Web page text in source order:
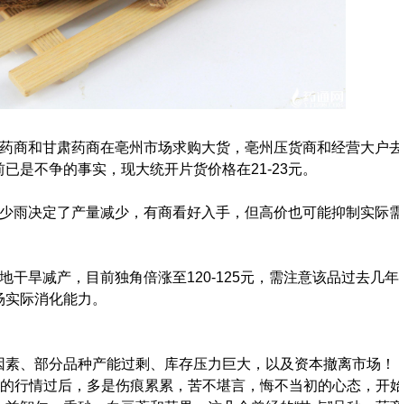
商和甘肃药商在亳州市场求购大货，亳州压货商和经营大户
是不争的事实，现大统开片货价格在21-23元。
雨决定了产量减少，有商看好入手，但高价也可能抑制实际
干旱减产，目前独角倍涨至120-125元，需注意该品过去几年
际消化能力。
、部分品种产能过剩、库存压力巨大，以及资本撤离市场！
行情过后，多是伤痕累累，苦不堪言，悔不当初的心态，开